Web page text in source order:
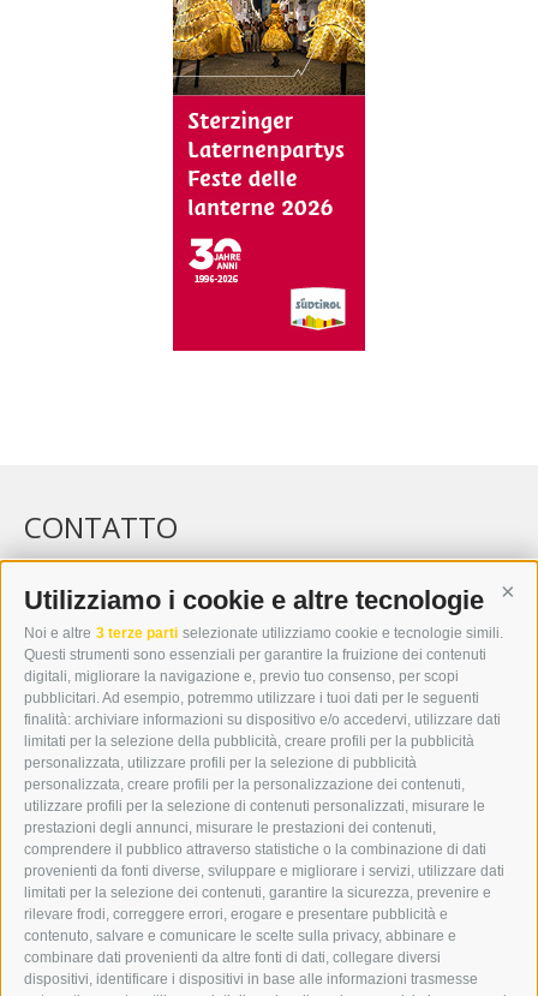
Utilizziamo i cookie e altre tecnologie
Noi e altre 3 terze parti selezionate utilizziamo cookie e tecnologie simili.
Questi strumenti sono essenziali per garantire la fruizione dei contenuti
digitali, migliorare la navigazione e, previo tuo consenso, per scopi
pubblicitari. Ad esempio, potremmo utilizzare i tuoi dati per le seguenti
finalità: archiviare informazioni su dispositivo e/o accedervi, utilizzare dati
limitati per la selezione della pubblicità, creare profili per la pubblicità
personalizzata, utilizzare profili per la selezione di pubblicità
personalizzata, creare profili per la personalizzazione dei contenuti,
utilizzare profili per la selezione di contenuti personalizzati, misurare le
prestazioni degli annunci, misurare le prestazioni dei contenuti,
comprendere il pubblico attraverso statistiche o la combinazione di dati
provenienti da fonti diverse, sviluppare e migliorare i servizi, utilizzare dati
limitati per la selezione dei contenuti, garantire la sicurezza, prevenire e
rilevare frodi, correggere errori, erogare e presentare pubblicità e
contenuto, salvare e comunicare le scelte sulla privacy, abbinare e
combinare dati provenienti da altre fonti di dati, collegare diversi
dispositivi, identificare i dispositivi in base alle informazioni trasmesse
CONTATTO
WIPP-MEDIA GMBH
DER ERKER
I-39049 VIPITENO
TEL.: +39 0472 766876
GRAFIK@DERERKER.IT
INFO@DERERKER.IT
BARBARA.FONTANA@DERERKER.IT
ERKER
PUBBLICITÀ NELL’ERKER
PUBBLICITÀ ONLINE
ADDEBITO DIRETTO SEPA
REGOLAMENTO COMMENTI
ONLINE VOTING